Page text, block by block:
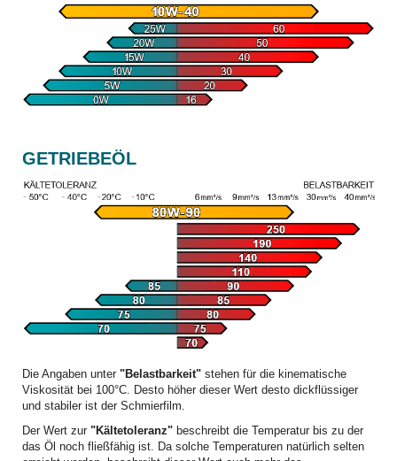
GETRIEBEÖL
Die Angaben unter "Belastbarkeit" stehen für die kinematische
Viskosität bei 100°C. Desto höher dieser Wert desto dickflüssiger
und stabiler ist der Schmierfilm.
Der Wert zur "Kältetoleranz" beschreibt die Temperatur bis zu der
das Öl noch fließfähig ist. Da solche Temperaturen natürlich selten